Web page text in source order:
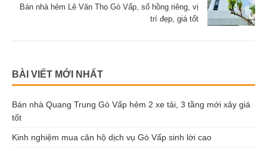
Bán nhà hẻm Lê Văn Thọ Gò Vấp, sổ hồng riêng, vị
trí đẹp, giá tốt
BÀI VIẾT MỚI NHẤT
Bán nhà Quang Trung Gò Vấp hẻm 2 xe tải, 3 tầng mới xây giá
tốt
Kinh nghiệm mua căn hộ dịch vụ Gò Vấp sinh lời cao